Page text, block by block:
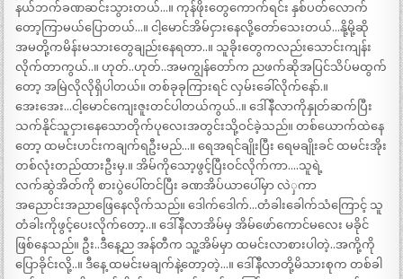
နယ်ဘက်ခဏဆင်းသွားတယ်…။ ကုန်ဖိုးတွေကောက်ရင်း နှစ်ပတ်လောက်
တော့ကြာမယ်ပြောတယ်…။ ငါ့မောင်အိမ်ငှားနေလို့တော်သေးတယ်…နို့မို့ဆို
အမတို့ကမိန်းမသားတွေချည်းနေရတာ..။ သူခိုးတွေကလည်းသောင်းကျန်း
လိုက်တာကွယ်..။ ဟုတ်..ဟုတ်..အမကျွန်တော်က ညဖက်ဆိုအပြင်သိပ်မထွက်
တော့ အမြဲလိုလိုရှိပါတယ်။ တစ်ခုခုကြားရင် လှမ်းခေါ်လိုက်နော်.။
အေးအေး…ငါ့မောင်ကျေးဇူးတင်ပါတယ်ကွယ်..။ ဒေါ်နီလာကိုနှုတ်ဆက်ပြီး
သက်နိုင်သူငှားနေသောတိုက်ပုလေးအတွင်းသို့ဝင်ခဲ့သည်။ တစ်ယောက်ထဲနေ
တော့ ထမင်းဟင်းကချက်ရဦးမည်…။ ရေအရင်ချိုးပြီး ရေမချိုးခင် ထမင်းအိုး
တစ်လုံးတည်ထားဦးမှ.။ အိမ်ကိုသော့ဖွင့်ပြီးဝင်လိုက်ကာ….သူရဲ့
လက်ဆွဲအိတ်ကို စားပွဲပေါ်တင်ပြီး ခဏအိပ်ယာပေါ်မှာ လဲှကာ
အညောင်းအညာဖြေနေလိုက်သည်။ ဒေါက်ဒေါက်…တံခါးခေါက်သံကြောင့် သူ
တံခါးကိုဖွင့်ပေးလိုက်တော့..။ ဒေါ်နီလာအိမ်မှ အိမ်ဖော်ကောင်မလေး မခိုင်
ဖြစ်နေသည်။ ဦး..ဒီနေ့ည အန်တီက သူ့အိမ်မှာ ထမင်းလာစားပါတဲ့..အကို့ကို
ပြောခိုင်းလို့..။ ဒီနေ့ ထမင်းမချက်နဲ့တော့တဲ့…။ ဒေါ်နီလာတို့မိသားစုက တစ်ခါ